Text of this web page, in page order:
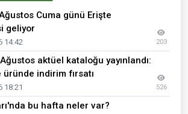
Cuma günü Erişte
geliyor
14:42 203
aktüel kataloğu yayınlandı:
indirim fırsatı
18:21 526
bu hafta neler var?